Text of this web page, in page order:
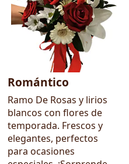
Romántico
Ramo De Rosas y lirios
blancos con flores de
temporada. Frescos y
elegantes, perfectos
para ocasiones